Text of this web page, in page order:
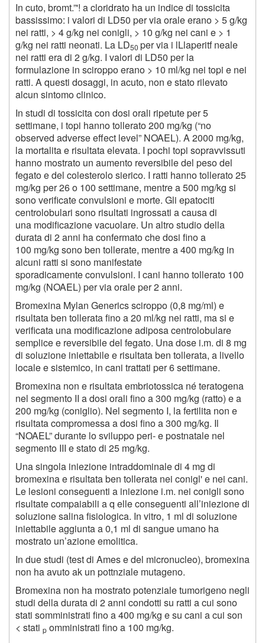
In cuto, bromt.”'! a cloridrato ha un indice di tossicita
bassissimo: i valori di LD50 per via orale erano > 5 g/kg
nei ratti, > 4 g/kg nei conigli, > 10 g/kg nei cani e > 1
g/kg nei ratti neonati. La LD50 per via i lLlaperitf neale
nei ratti era di 2 g/kg. I valori di LD50 per la
formulazione in sciroppo erano > 10 ml/kg nei topi e nei
ratti. A questi dosaggi, in acuto, non e stato rilevato
alcun sintomo clinico.
In studi di tossicita con dosi orali ripetute per 5
settimane, i topi hanno tollerato 200 mg/kg (“no
observed adverse effect level” NOAEL). A 2000 mg/kg,
la mortalita e risultata elevata. I pochi topi sopravvissuti
hanno mostrato un aumento reversibile del peso del
fegato e del colesterolo sierico. I ratti hanno tollerato 25
mg/kg per 26 o 100 settimane, mentre a 500 mg/kg si
sono verificate convulsioni e morte. Gli epatociti
centrolobulari sono risultati ingrossati a causa di
una modificazione vacuolare. Un altro studio della
durata di 2 anni ha confermato che dosi fino a
100 mg/kg sono ben tollerate, mentre a 400 mg/kg in
alcuni ratti si sono manifestate
sporadicamente convulsioni. I cani hanno tollerato 100
mg/kg (NOAEL) per via orale per 2 anni.
Bromexina Mylan Generics sciroppo (0,8 mg/ml) e
risultata ben tollerata fino a 20 ml/kg nei ratti, ma si e
verificata una modificazione adiposa centrolobulare
semplice e reversibile del fegato. Una dose i.m. di 8 mg
di soluzione iniettabile e risultata ben tollerata, a livello
locale e sistemico, in cani trattati per 6 settimane.
Bromexina non e risultata embriotossica né teratogena
nel segmento II a dosi orali fino a 300 mg/kg (ratto) e a
200 mg/kg (coniglio). Nel segmento I, la fertilita non e
risultata compromessa a dosi fino a 300 mg/kg. Il
“NOAEL” durante lo sviluppo peri- e postnatale nel
segmento III e stato di 25 mg/kg.
Una singola iniezione intraddominale di 4 mg di
bromexina e risultata ben tollerata nei conigl' e nei cani.
Le lesioni conseguenti a iniezione i.m. nei conigli sono
risultate compaiabili a q elle conseguenti all’iniezione di
soluzione salina fisiologica. In vitro, 1 ml di soluzione
iniettabile aggiunta a 0,1 ml di sangue umano ha
mostrato un’azione emolitica.
In due studi (test di Ames e del micronucleo), bromexina
non ha avuto ak un pottnziale mutageno.
Bromexina non ha mostrato potenziale tumorigeno negli
studi della durata di 2 anni condotti su ratti a cui sono
stati somministrati fino a 400 mg/kg e su cani a cui son
< stati p omministrati fino a 100 mg/kg.